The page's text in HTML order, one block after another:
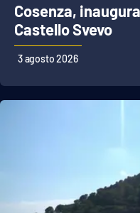
Cosenza,
Castello Svevo
3 agosto 2026